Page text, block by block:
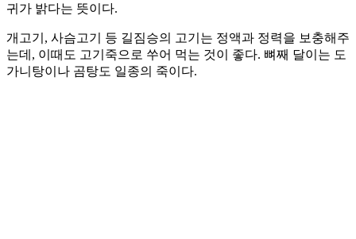
귀가 밝다는 뜻이다.
개고기, 사슴고기 등 길짐승의 고기는 정액과 정력을 보충해주
는데, 이때도 고기죽으로 쑤어 먹는 것이 좋다. 뼈째 달이는 도
가니탕이나 곰탕도 일종의 죽이다.